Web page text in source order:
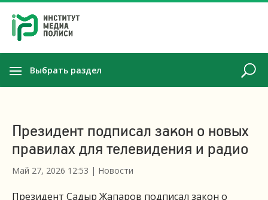
Выбрать раздел
Президент подписал закон о новых
правилах для телевидения и радио
Май 27, 2026 12:53 | Новости
Президент Садыр Жапаров подписал закон о